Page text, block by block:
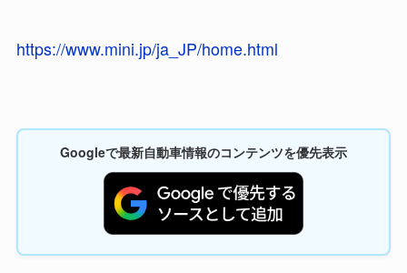
https://www.mini.jp/ja_JP/home.html
Googleで最新自動車情報のコンテンツを優先表示